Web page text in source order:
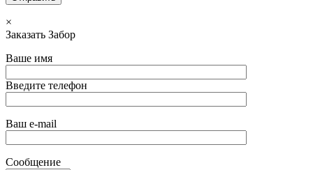
×
Заказать Забор
Ваше имя
Введите телефон
Ваш e-mail
Сообщение